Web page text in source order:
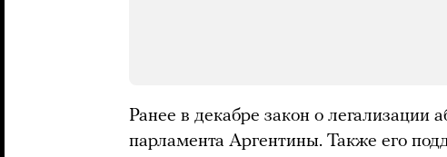
Ранее в декабре закон о легализации
парламента Аргентины. Также его